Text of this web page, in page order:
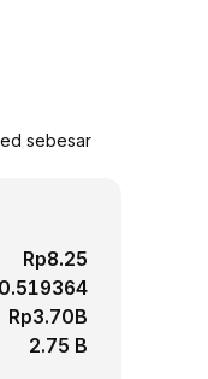
sebesar
Rp8.25
Rp3.70B
2.75 B